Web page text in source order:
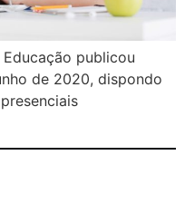
publicou
de 2020, dispondo